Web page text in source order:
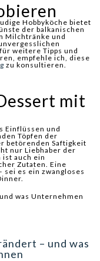
Hobbyköche bietet
der balkanischen
Milchtränke und
weitere Tipps und
empfehle ich, diese
zu konsultieren.
mit
Einflüssen und
Töpfen der
betörenden Saftigkeit
nur Liebhaber der
ist auch ein
Zutaten. Eine
sei es ein zwangloses
– und was